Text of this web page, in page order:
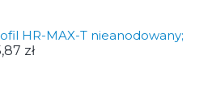
HR-MAX-T nieanodowany;
zł